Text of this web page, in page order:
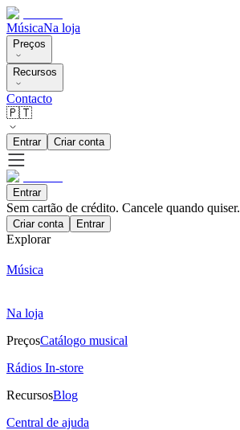
MúsicaNa loja
Preços
Recursos
Contacto
🇵🇹
Entrar Criar conta
Entrar
Sem cartão de crédito. Cancele quando quiser.
Criar conta Entrar
Explorar
Música
Na loja
PreçosCatálogo musical
Rádios In-store
RecursosBlog
Central de ajuda